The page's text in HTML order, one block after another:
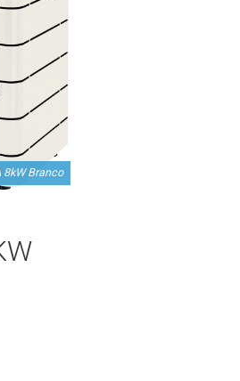
8kW Branco